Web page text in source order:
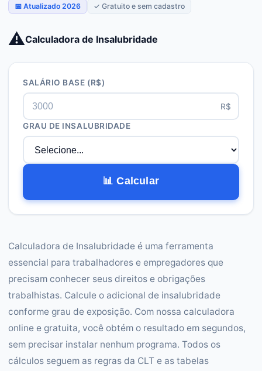
📅 Atualizado 2026 ✓ Gratuito e sem cadastro
⚠️Calculadora de Insalubridade
SALÁRIO BASE (R$)
R$
GRAU DE INSALUBRIDADE
📊 Calcular
Calculadora de Insalubridade é uma ferramenta
essencial para trabalhadores e empregadores que
precisam conhecer seus direitos e obrigações
trabalhistas. Calcule o adicional de insalubridade
conforme grau de exposição. Com nossa calculadora
online e gratuita, você obtém o resultado em segundos,
sem precisar instalar nenhum programa. Todos os
cálculos seguem as regras da CLT e as tabelas